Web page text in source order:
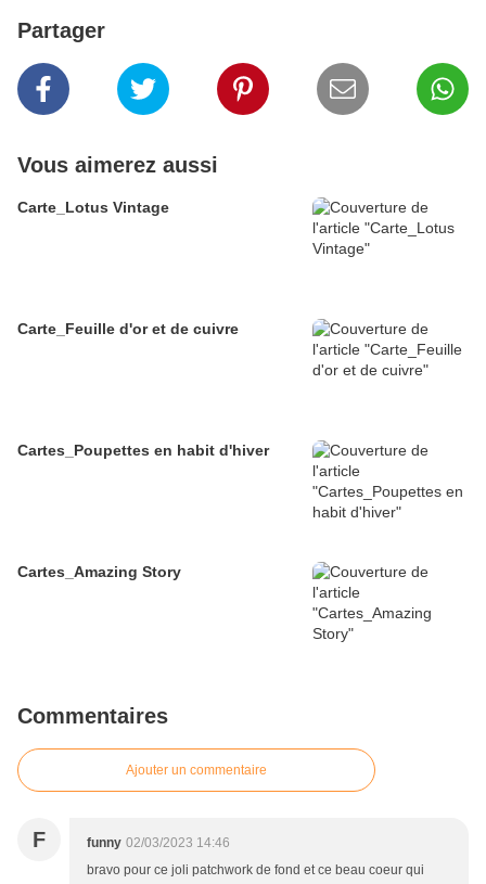
Partager
Vous aimerez aussi
Carte_Lotus Vintage
Carte_Feuille d'or et de cuivre
Cartes_Poupettes en habit d'hiver
Cartes_Amazing Story
Commentaires
Ajouter un commentaire
F funny 02/03/2023 14:46
bravo pour ce joli patchwork de fond et ce beau coeur qui